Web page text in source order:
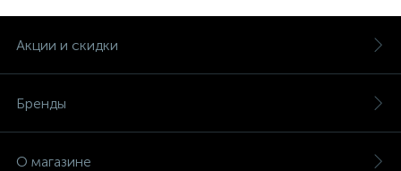
Акции и скидки
Бренды
О магазине